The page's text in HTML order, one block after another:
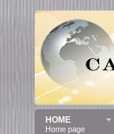
HOME
Home page